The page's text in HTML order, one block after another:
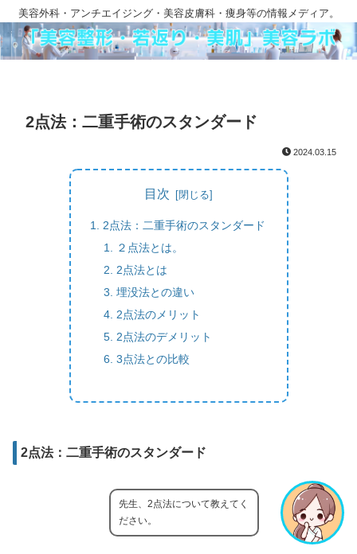
美容外科・アンチエイジング・美容皮膚科・痩身等の情報メディア。
2点法：二重手術のスタンダード
2024.03.15
目次
2点法：二重手術のスタンダード
２点法とは。
2点法とは
埋没法との違い
2点法のメリット
2点法のデメリット
3点法との比較
2点法：二重手術のスタンダード
先生、2点法について教えてく
ださい。